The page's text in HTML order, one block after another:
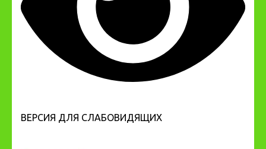
ВЕРСИЯ ДЛЯ СЛАБОВИДЯЩИХ